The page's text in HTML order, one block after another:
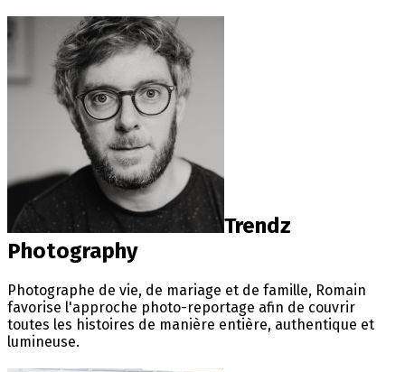
Trendz
Photography
Photographe de vie, de mariage et de famille, Romain
favorise l'approche photo-reportage afin de couvrir
toutes les histoires de manière entière, authentique et
lumineuse.